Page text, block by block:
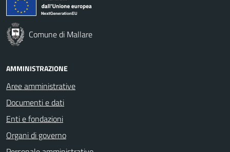
Comune di Mallare
AMMINISTRAZIONE
Aree amministrative
Documenti e dati
Enti e fondazioni
Organi di governo